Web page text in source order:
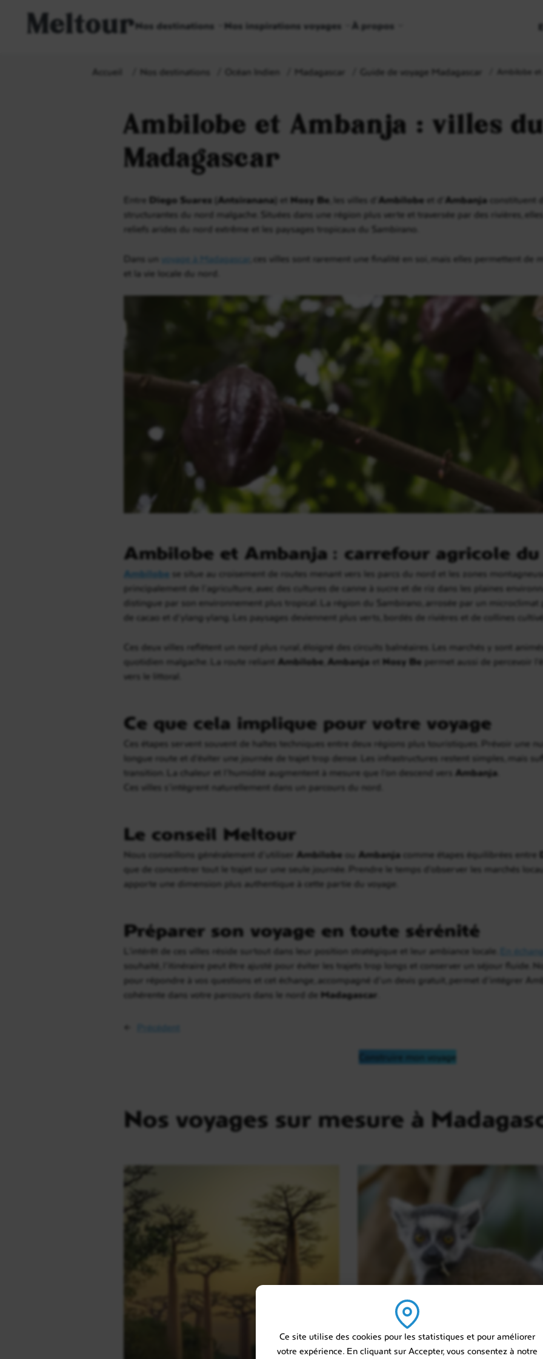
Ce site utilise des cookies pour les statistiques et pour améliorer
votre expérience. En cliquant sur Accepter, vous consentez à notre
MeltourNos destinations Nos inspirations voyages À propos
Accueil Nos destinations Océan Indien Madagascar Guide de voyage Madagascar Ambilobe
Ambilobe et Ambanja : villes
Madagascar
Entre Diego Suarez (Antsiranana) et Nosy Be , les villes d’ Ambilobe et d’ Ambanja constituent
structurantes du nord malgache. Situées dans une région plus verte et traversée par des rivières,
reliefs arides du nord extrême et les paysages tropicaux du Sambirano.
Dans un voyage à Madagascar
, ces villes sont rarement une finalité en soi, mais elles permettent de
et la vie locale du nord.
Ambilobe et Ambanja : carrefour agricole
Ambilobe se situe au croisement de routes menant vers les parcs du nord et les zones
principalement de l’agriculture, avec des cultures de canne à sucre et de riz dans les plaines
distingue par son environnement plus tropical. La région du Sambirano, arrosée par un
de cacao et d’ylang-ylang. Les paysages deviennent plus verts, bordés de rivières et de collines
Ces deux villes reflètent un nord plus rural, éloigné des circuits balnéaires. Les marchés y sont
quotidien malgache. La route reliant Ambilobe Ambanja et Nosy Be permet aussi de percevoir
vers le littoral.
Ce que cela implique pour votre voyage
Ces étapes servent souvent de haltes techniques entre deux régions plus touristiques. Prévoir une
longue route et d’éviter une journée de trajet trop dense. Les infrastructures restent simples, mais
transition. La chaleur et l’humidité augmentent à mesure que l’on descend vers Ambanja
Ces villes s’intègrent naturellement dans un parcours du nord.
Le conseil Meltour
Nous conseillons généralement d’utiliser Ambilobe Ambanja comme étapes équilibrées entre
que de concentrer tout le trajet sur une seule journée. Prendre le temps d’observer les marchés
apporte une dimension plus authentique à cette partie du voyage.
Préparer son voyage en toute sérénité
L’intérêt de ces villes réside surtout dans leur position stratégique et leur ambiance locale.
En
souhaité, l’itinéraire peut être ajusté pour éviter les trajets trop longs et conserver un séjour fluide.
pour répondre à vos questions et cet échange, accompagné d’un devis gratuit, permet d’intégrer
cohérente dans votre parcours dans le nord de Madagascar
←
Construire mon voyage
Nos voyages sur mesure à